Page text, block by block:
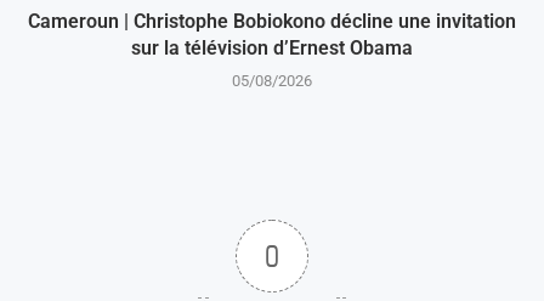
Cameroun | Christophe Bobiokono décline une invitation
sur la télévision d’Ernest Obama
05/08/2026
0